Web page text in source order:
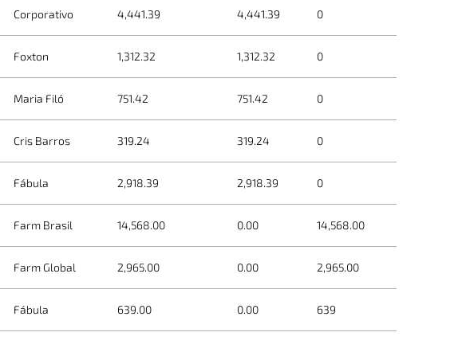
Corporativo 4,441.39 4,441.39 0
Foxton 1,312.32 1,312.32 0
Maria Filó 751.42 751.42 0
Cris Barros 319.24 319.24 0
Fábula 2,918.39 2,918.39 0
Farm Brasil 14,568.00 0.00 14,568.00
Farm Global 2,965.00 0.00 2,965.00
Fábula 639.00 0.00 639